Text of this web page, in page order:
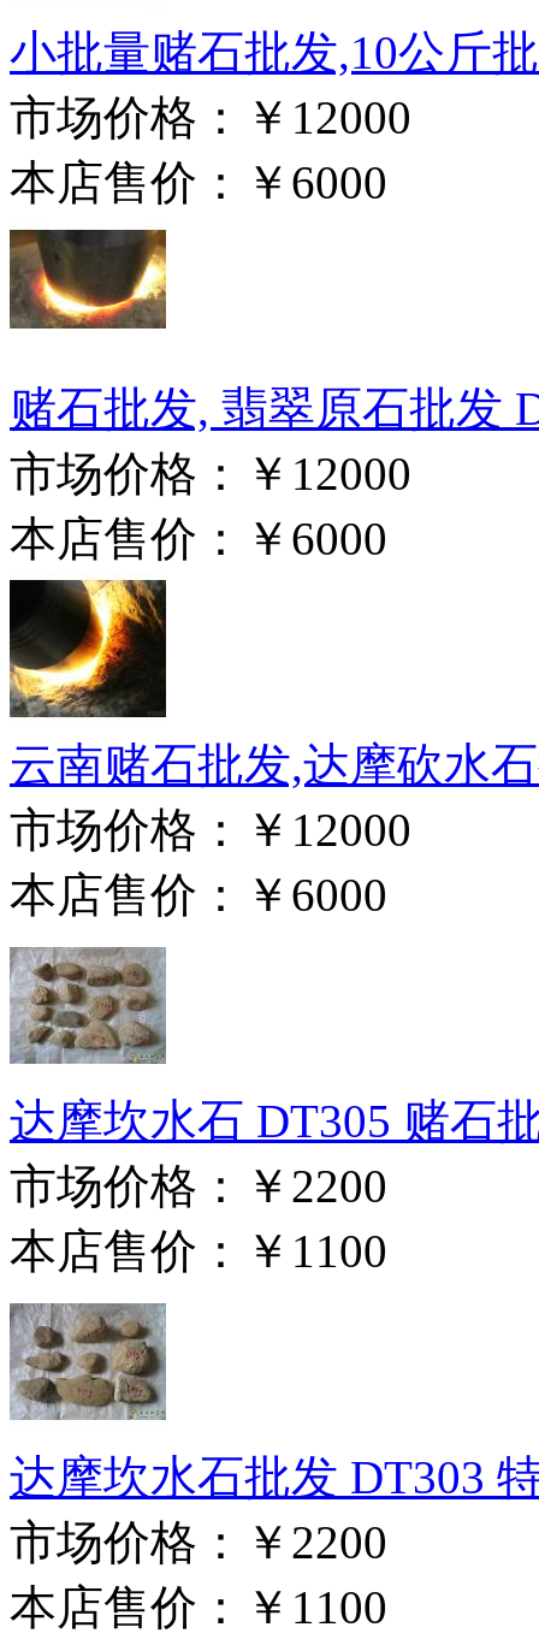
小批量赌石批发,10公斤
市场价格：
￥12000
本店售价：
￥6000
赌石批发, 翡翠原石批发
市场价格：
￥12000
本店售价：
￥6000
云南赌石批发,达摩砍水
市场价格：
￥12000
本店售价：
￥6000
达摩坎水石 DT305 赌石
市场价格：
￥2200
本店售价：
￥1100
达摩坎水石批发 DT303
市场价格：
￥2200
本店售价：
￥1100